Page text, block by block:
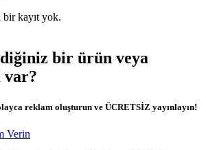
kayıt yok.
bir ürün veya
var?
reklam oluşturun ve ÜCRETSİZ yayınlayın!
Verin